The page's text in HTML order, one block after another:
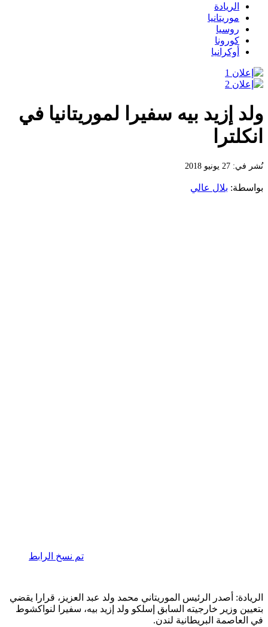
الريادة
موريتانيا
روسيا
كورونا
أوكرانيا
ولد إزيد بيه سفيرا لموريتانيا في
انكلترا
نُشر في: 27 يونيو 2018
بواسطة: بلال عالي
تم نسخ الرابط
الريادة: أصدر الرئيس الموريتاني محمد ولد عبد العزيز، قرارا يقضي
بتعيين وزير خارجيته السابق إسلكو ولد إزيد بيه، سفيرا لنواكشوط
في العاصمة البريطانية لندن.